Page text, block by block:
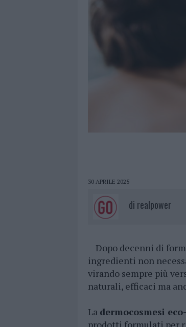
30 APRILE 2025
di realpower
Dopo decenni di
ingredienti non
virando sempre più
naturali, efficaci ma
La dermocosmesi